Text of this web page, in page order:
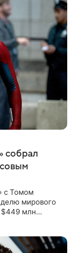
собрал
с Томом
мирового
$449 млн